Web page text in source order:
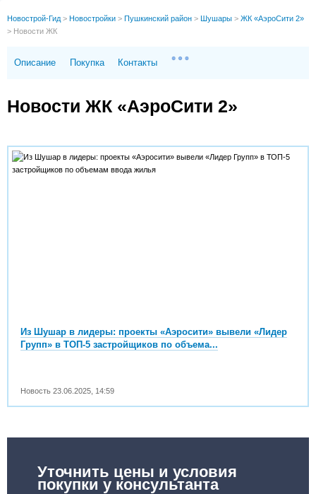
Новострой-Гид > Новостройки > Пушкинский район > Шушары > ЖК «АэроСити 2»
> Новости ЖК
Описание Покупка Контакты
Новости ЖК «АэроСити 2»
Из Шушар в лидеры: проекты «Аэросити» вывели «Лидер
Групп» в ТОП-5 застройщиков по объема...
Новость23.06.2025 14:59
Уточнить цены и условия
покупки у консультанта